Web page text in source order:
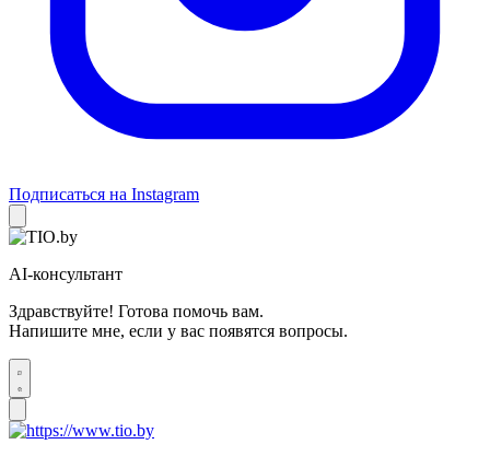
Подписаться на Instagram
AI-консультант
Здравствуйте! Готова помочь вам.
Напишите мне, если у вас появятся вопросы.